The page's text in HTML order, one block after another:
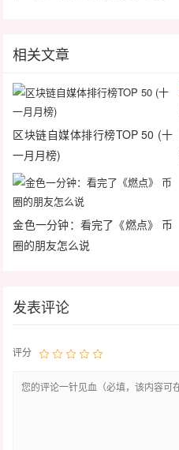
相关文章
区块链自媒体排行榜TOP 50 (十
一月月榜)
金色一分钟：看完了《燃点》 币
圈的朋友怎么说
发表评论
评分